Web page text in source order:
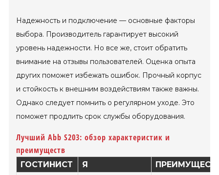
Надежность и подключение — основные факторы
выбора. Производитель гарантирует высокий
уровень надежности. Но все же, стоит обратить
внимание на отзывы пользователей. Оценка опыта
других поможет избежать ошибок. Прочный корпус
и стойкость к внешним воздействиям также важны.
Однако следует помнить о регулярном уходе. Это
поможет продлить срок службы оборудования.
Лучший Abb S203: обзор характеристик и
преимуществ
ГОСТИНИСТ Я